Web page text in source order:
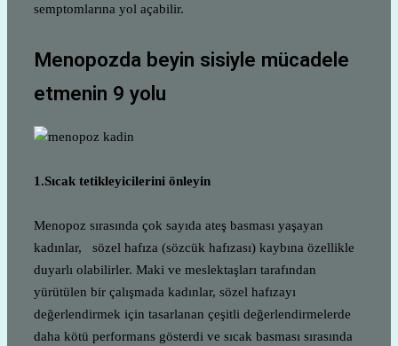
semptomlarına yol açabilir.
Menopozda beyin sisiyle mücadele
etmenin 9 yolu
1.Sıcak tetikleyicilerini önleyin
Menopoz sırasında çok sayıda ateş basması yaşayan
kadınlar, sözel hafıza (sözcük hafızası) kaybına özellikle
duyarlı olabilirler. Maki ve meslektaşları tarafından
yürütülen bir çalışmada kadınlar, sözel hafızayı
değerlendirmek için tasarlanan çeşitli değerlendirmelerde
daha kötü performans gösterdi ve sıcak basması sırasında